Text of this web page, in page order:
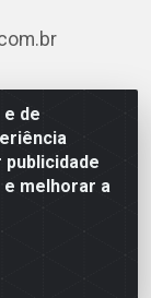
de
melhorar a
BR-
Jaboatão dos
0001-84